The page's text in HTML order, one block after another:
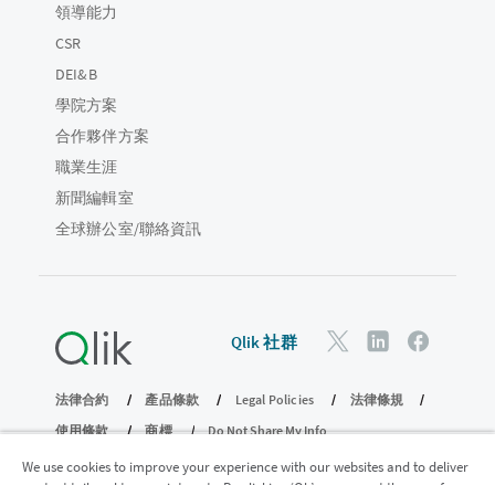
領導能力
CSR
DEI&B
學院方案
合作夥伴方案
職業生涯
新聞編輯室
全球辦公室/聯絡資訊
Qlik 社群
法律合約 產品條款 Legal Policies
法律條規
使用條款
商標
Do Not Share My Info
© 1993-2026 QlikTech International AB。保留所有權利。
We use cookies to improve your experience with our websites and to deliver